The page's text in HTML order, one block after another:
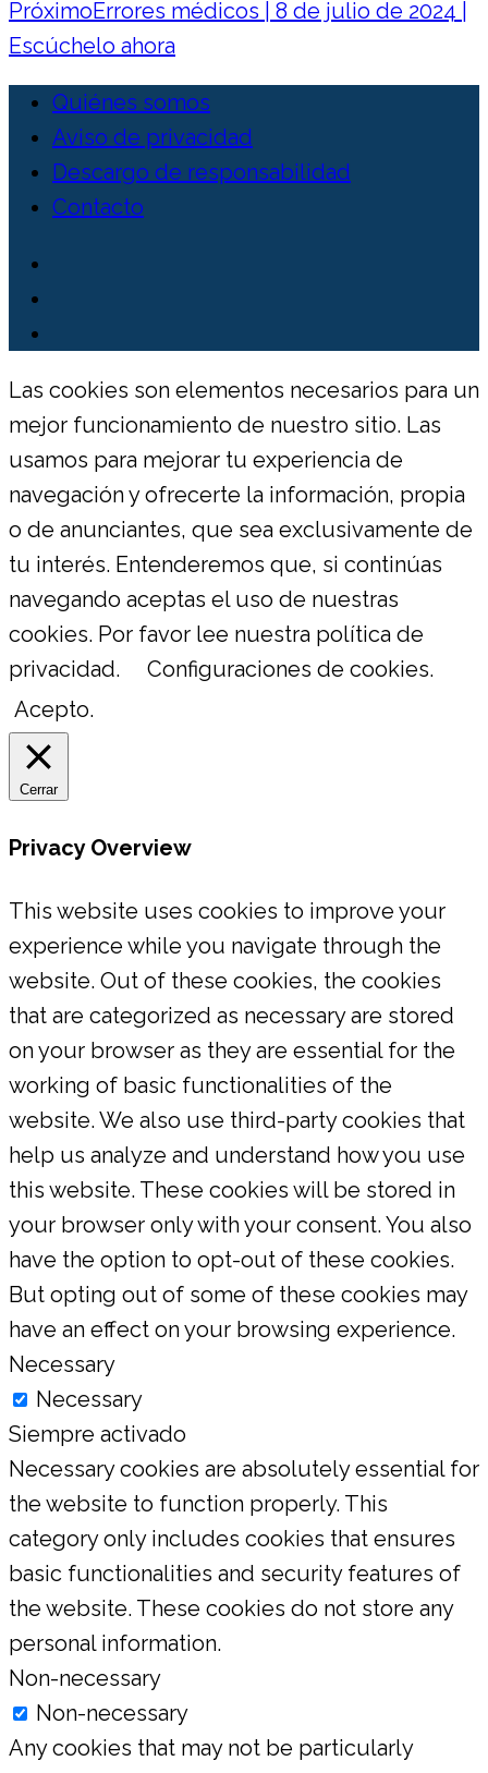
PróximoErrores médicos | 8 de julio de 2024 |
Escúchelo ahora
Quiénes somos
Aviso de privacidad
Descargo de responsabilidad
Contacto
Las cookies son elementos necesarios para un
mejor funcionamiento de nuestro sitio. Las
usamos para mejorar tu experiencia de
navegación y ofrecerte la información, propia
o de anunciantes, que sea exclusivamente de
tu interés. Entenderemos que, si continúas
navegando aceptas el uso de nuestras
cookies. Por favor lee nuestra política de
privacidad.
Configuraciones de cookies.
Acepto.
Cerrar
Privacy Overview
This website uses cookies to improve your
experience while you navigate through the
website. Out of these cookies, the cookies
that are categorized as necessary are stored
on your browser as they are essential for the
working of basic functionalities of the
website. We also use third-party cookies that
help us analyze and understand how you use
this website. These cookies will be stored in
your browser only with your consent. You also
have the option to opt-out of these cookies.
But opting out of some of these cookies may
have an effect on your browsing experience.
Necessary
Necessary
Siempre activado
Necessary cookies are absolutely essential for
the website to function properly. This
category only includes cookies that ensures
basic functionalities and security features of
the website. These cookies do not store any
personal information.
Non-necessary
Non-necessary
Any cookies that may not be particularly